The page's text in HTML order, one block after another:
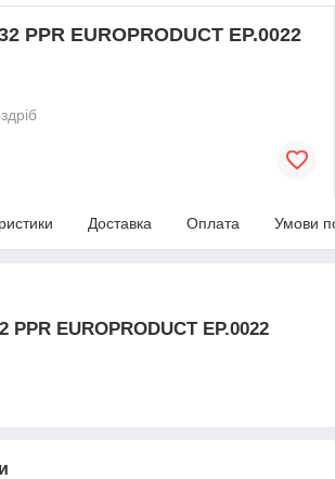
PPR EUROPRODUCT EP.0022
Доставка Оплата Умови
PPR EUROPRODUCT EP.0022